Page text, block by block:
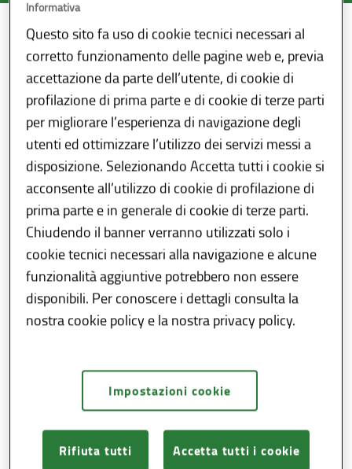
Home / Sanità / Wikivaccini
Sottosezioni
Vaccinazioni disponibili
Vaccinazioni per fascia di
Informativa
Questo sito fa uso di cookie tecnici necessari al
corretto funzionamento delle pagine web e, previa
accettazione da parte dell’utente, di cookie di
profilazione di prima parte e di cookie di terze parti
per migliorare l’esperienza di navigazione degli
utenti ed ottimizzare l’utilizzo dei servizi messi a
disposizione. Selezionando Accetta tutti i cookie si
acconsente all’utilizzo di cookie di profilazione di
prima parte e in generale di cookie di terze parti.
Chiudendo il banner verranno utilizzati solo i
cookie tecnici necessari alla navigazione e alcune
funzionalità aggiuntive potrebbero non essere
disponibili. Per conoscere i dettagli consulta la
nostra cookie policy e la nostra privacy policy.
Impostazioni cookie
Rifiuta tutti Accetta tutti i cookie